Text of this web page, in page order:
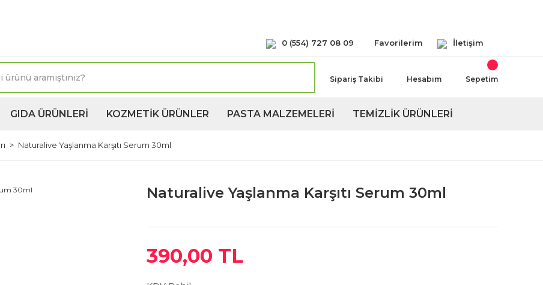
0 (554) 727 08 09 Favorilerim İletişim
Sipariş Takibi Hesabım Sepetim
GIDA ÜRÜNLERİ KOZMETİK ÜRÜNLER PASTA MALZEMELERİ TEMİZLİK ÜRÜNLERİ
Naturalive Yaşlanma Karşıtı Serum 30ml
Naturalive Yaşlanma Karşıtı Serum 30ml
390,00 TL